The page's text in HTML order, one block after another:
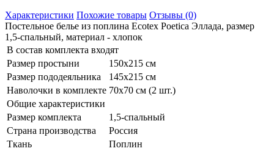
Характеристики Похожие товары Отзывы (0)
Постельное белье из поплина Ecotex Poetica Эллада, размер
1,5-спальный, материал - хлопок
В состав комплекта входят
Размер простыни
150х215 см
Размер пододеяльника
145х215 см
Наволочки в комплекте 70х70 см (2 шт.)
Общие характеристики
Размер комплекта
1,5-спальный
Страна производства
Россия
Ткань
Поплин